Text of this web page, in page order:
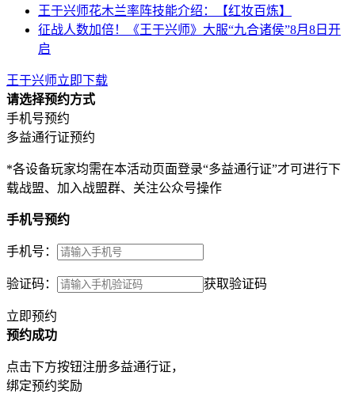
王于兴师花木兰率阵技能介绍：【红妆百炼】
征战人数加倍！《王于兴师》大服“九合诸侯”8月8日开
启
王于兴师立即下载
请选择预约方式
手机号预约
多益通行证预约
*各设备玩家均需在本活动页面登录“多益通行证”才可进行下
载战盟、加入战盟群、关注公众号操作
手机号预约
手机号：
验证码： 获取验证码
立即预约
预约成功
点击下方按钮注册多益通行证，
绑定预约奖励